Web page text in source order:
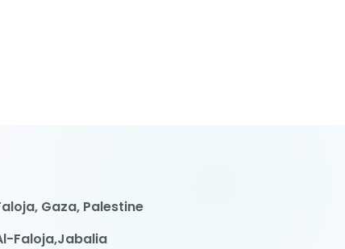
Gaza, Palestine
Faloja,Jabalia